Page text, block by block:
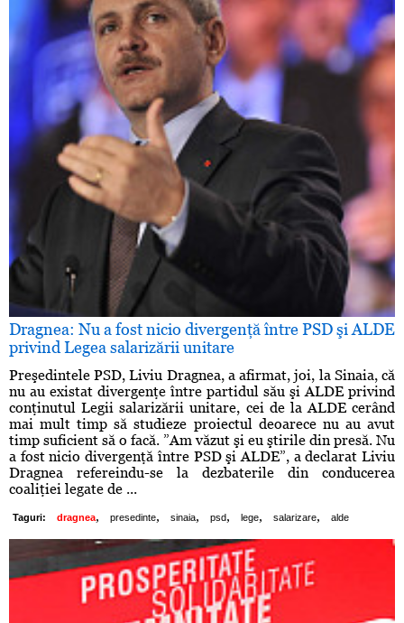
Dragnea: Nu a fost nicio divergenţă între PSD şi ALDE
privind Legea salarizării unitare
Preşedintele PSD, Liviu Dragnea, a afirmat, joi, la Sinaia, că
nu au existat divergenţe între partidul său şi ALDE privind
conţinutul Legii salarizării unitare, cei de la ALDE cerând
mai mult timp să studieze proiectul deoarece nu au avut
timp suficient să o facă. ”Am văzut şi eu ştirile din presă. Nu
a fost nicio divergenţă între PSD şi ALDE”, a declarat Liviu
Dragnea refereindu-se la dezbaterile din conducerea
coaliţiei legate de ...
Taguri: dragnea, presedinte, sinaia, psd, lege, salarizare, alde